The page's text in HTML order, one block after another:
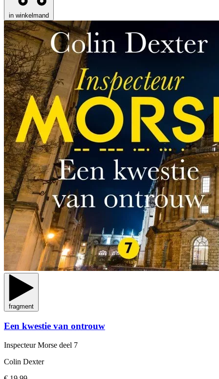
in winkelmand
fragment
Een kwestie van ontrouw
Inspecteur Morse deel 7
Colin Dexter